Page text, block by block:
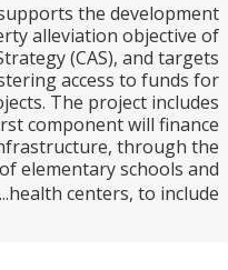
supports the
poverty alleviation
Strategy (CAS), and
fostering access to
projects. The project
first component will
infrastructure,
of elementary
health centers, to
نتائج